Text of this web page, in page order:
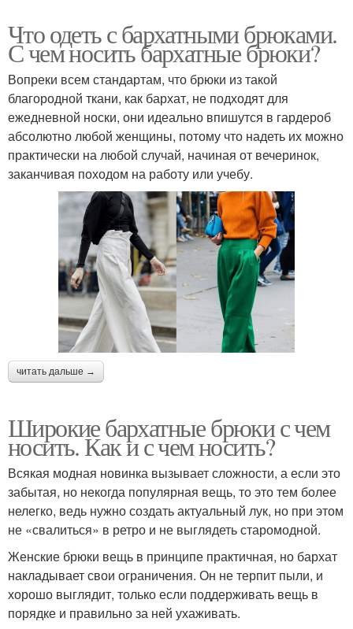
Что одеть с бархатными брюками.
С чем носить бархатные брюки?
Вопреки всем стандартам, что брюки из такой
благородной ткани, как бархат, не подходят для
ежедневной носки, они идеально впишутся в гардероб
абсолютно любой женщины, потому что надеть их можно
практически на любой случай, начиная от вечеринок,
заканчивая походом на работу или учебу.
читать дальше →
Широкие бархатные брюки с чем
носить. Как и с чем носить?
Всякая модная новинка вызывает сложности, а если это
забытая, но некогда популярная вещь, то это тем более
нелегко, ведь нужно создать актуальный лук, но при этом
не «свалиться» в ретро и не выглядеть старомодной.
Женские брюки вещь в принципе практичная, но бархат
накладывает свои ограничения. Он не терпит пыли, и
хорошо выглядит, только если поддерживать вещь в
порядке и правильно за ней ухаживать.